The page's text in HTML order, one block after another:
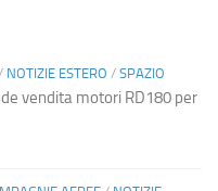
NOTIZIE ESTERO / SPAZIO
vendita motori RD180 per